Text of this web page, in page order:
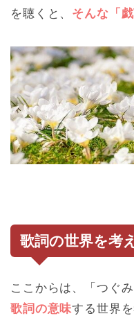
を聴くと、 そんな「
歌詞の世界を考
ここからは、「つぐ
歌詞の意味する世界